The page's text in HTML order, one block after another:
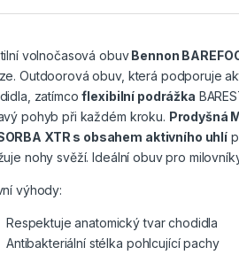
volnočasová obuvBennon
Outdoorová obuv, která podporuje
zatímcoflexibilní podrážka
pohyb při každém kroku. Prodyšná
XTR s obsahem aktivního uhlí
nohy svěží. Ideální obuv pro
výhody:
Respektuje anatomický tvar chodidla
Antibakteriální stélka pohlcující pachy